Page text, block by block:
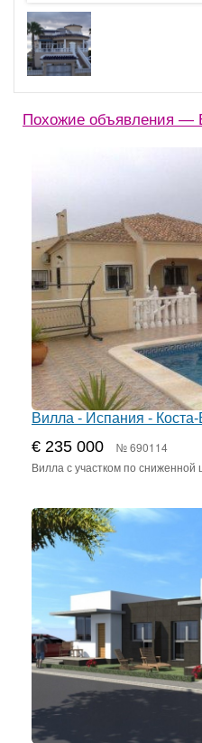
Похожие объявления —
Вилла - Испания -
€ 235 000 № 690114
Вилла с участком по сниженной